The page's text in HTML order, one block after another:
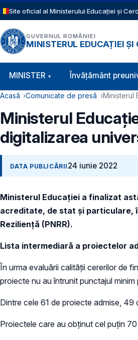
Sari la conținutul principal
Site oficial al Ministerului Educației și
GUVERNUL ROMÂNIEI
MINISTERUL EDUCAȚIEI ȘI
Navigație principală
MINISTER Învăţământ
Cale de navigare
Acasă Comunicate de presă Ministerul
Ministerul
digitalizarea
DATA PUBLICĂRII 24 iunie 2022
Ministerul Educației a finalizat
acreditate, de stat și particulare,
Reziliență (PNRR).
Lista intermediară a proiectelor
În urma evaluării calității cererilor de
proiecte nu au întrunit punctajul
Dintre cele 61 de proiecte admise,
Proiectele care au obținut cel puțin